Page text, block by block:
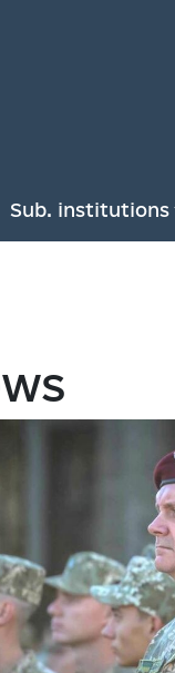
Sub. institutions